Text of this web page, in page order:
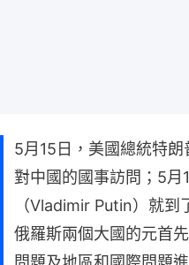
5月15日，美國總統特
對中國的國事訪問；5月
（Vladimir Putin）就
俄羅斯兩個大國的元首